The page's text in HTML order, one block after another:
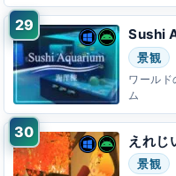
Sushi
景観
ワールド
ム
えれじ
景観